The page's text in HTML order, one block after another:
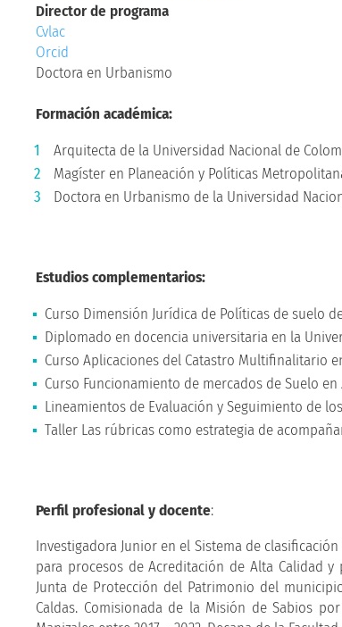
Director de programa
Cvlac
Orcid
Doctora en Urbanismo
Formación académica:
Arquitecta de la Universidad Nacional de
Magíster en Planeación y Políticas
Doctora en Urbanismo de la Universidad
Estudios complementarios:
Curso Dimensión Jurídica de Políticas de suelo
Diplomado en docencia universitaria en la
Curso Aplicaciones del Catastro Multifinalitario
Curso Funcionamiento de mercados de Suelo
Lineamientos de Evaluación y Seguimiento de
Taller Las rúbricas como estrategia de
Perfil profesional y docente:
Investigadora Junior en el Sistema de
para procesos de Acreditación de Alta Calidad
Junta de Protección del Patrimonio del
Caldas. Comisionada de la Misión de Sabios